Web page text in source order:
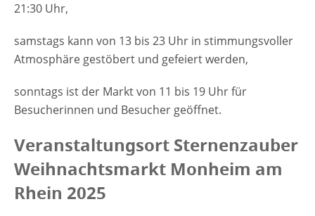
21:30 Uhr,
samstags kann von 13 bis 23 Uhr in stimmungsvoller
Atmosphäre gestöbert und gefeiert werden,
sonntags ist der Markt von 11 bis 19 Uhr für
Besucherinnen und Besucher geöffnet.
Veranstaltungsort Sternenzauber
Weihnachtsmarkt Monheim am
Rhein 2025